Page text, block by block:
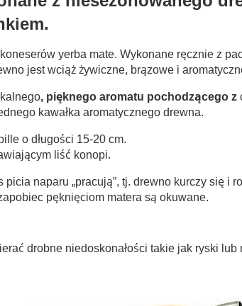
yerba mate. Wykonane ręcznie z
jest wciąż żywiczne, brązowe i
, pięknego aromatu pochodzącego z
kawałka aromatycznego drewna.
o długości 15-20 cm.
liść konopi.
naparu „pracują”, tj. drewno kurczy się
pęknięciom matera są okuwane.
drobne niedoskonałości takie jak ryski lub